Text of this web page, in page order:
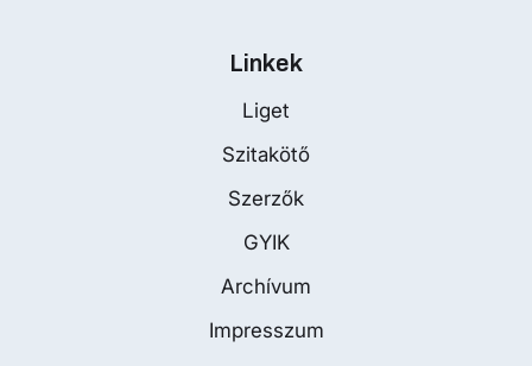
Linkek
Liget
Szitakötő
Szerzők
GYIK
Archívum
Impresszum